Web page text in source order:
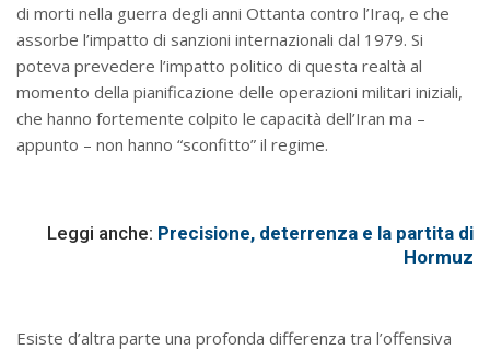
di morti nella guerra degli anni Ottanta contro l’Iraq, e che
assorbe l’impatto di sanzioni internazionali dal 1979. Si
poteva prevedere l’impatto politico di questa realtà al
momento della pianificazione delle operazioni militari iniziali,
che hanno fortemente colpito le capacità dell’Iran ma –
appunto – non hanno “sconfitto” il regime.
Leggi anche: Precisione, deterrenza e la partita di
Hormuz
Esiste d’altra parte una profonda differenza tra l’offensiva